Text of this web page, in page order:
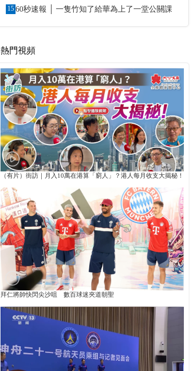
15 60秒速報 │ 一隻竹知了給華為上了一堂公關課
熱門視頻
（有片）街訪｜月入10萬在港算「窮人」？港人每月收支大揭秘！
拜仁將帥快閃尖沙咀 數百球迷夾道朝聖